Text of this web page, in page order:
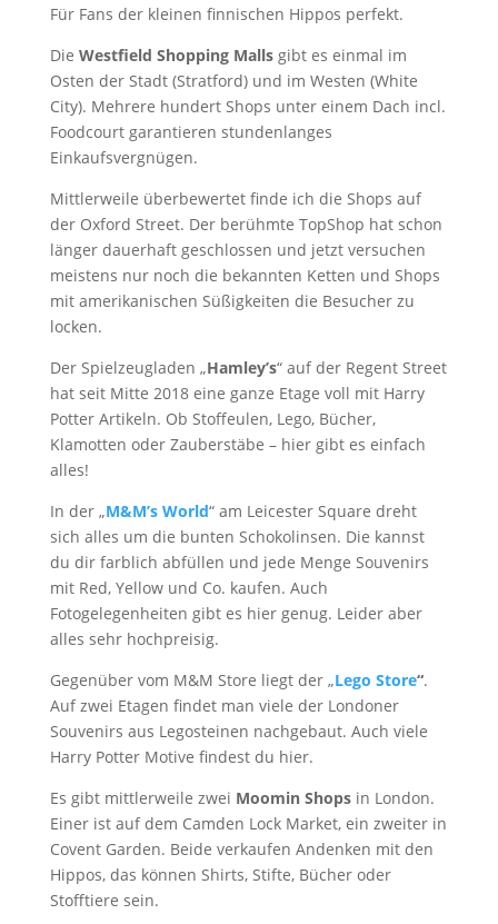
Für Fans der kleinen finnischen Hippos perfekt.
Die Westfield Shopping Mallsgibt es einmal im
Osten der Stadt (Stratford) und im Westen (White
City). Mehrere hundert Shops unter einem Dach incl.
Foodcourt garantieren stundenlanges
Einkaufsvergnügen.
Mittlerweile überbewertet finde ich die Shops auf
der Oxford Street. Der berühmte TopShop hat schon
länger dauerhaft geschlossen und jetzt versuchen
meistens nur noch die bekannten Ketten und Shops
mit amerikanischen Süßigkeiten die Besucher zu
locken.
Der Spielzeugladen „Hamley’s“ auf der Regent Street
hat seit Mitte 2018 eine ganze Etage voll mit Harry
Potter Artikeln. Ob Stoffeulen, Lego, Bücher,
Klamotten oder Zauberstäbe – hier gibt es einfach
alles!
In der „M&M’s World“ am Leicester Square dreht
sich alles um die bunten Schokolinsen. Die kannst
du dir farblich abfüllen und jede Menge Souvenirs
mit Red, Yellow und Co. kaufen. Auch
Fotogelegenheiten gibt es hier genug. Leider aber
alles sehr hochpreisig.
Gegenüber vom M&M Store liegt der „Lego Store“.
Auf zwei Etagen findet man viele der Londoner
Souvenirs aus Legosteinen nachgebaut. Auch viele
Harry Potter Motive findest du hier.
Es gibt mittlerweile zwei Moomin Shopsin London.
Einer ist auf dem Camden Lock Market, ein zweiter in
Covent Garden. Beide verkaufen Andenken mit den
Hippos, das können Shirts, Stifte, Bücher oder
Stofftiere sein.